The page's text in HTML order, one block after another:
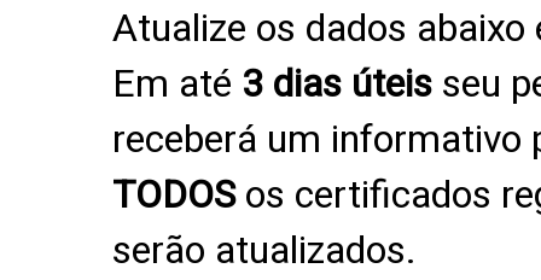
Atualize os dados
Em até 3 dias úteisseu
receberá um informativo
TODOSos certificados
serão atualizados.